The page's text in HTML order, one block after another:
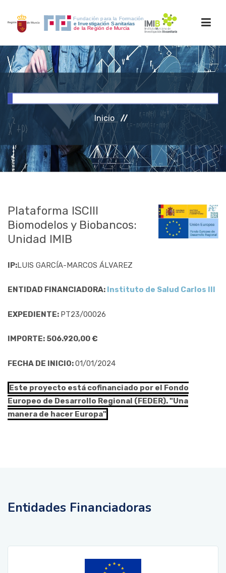
INICIO
INVESTIGACIÓN
RRHH
ACCESO PERSONAL
Inicio
Plataforma ISCIII
Biomodelos y Biobancos:
Unidad IMIB
IP:LUIS GARCÍA-MARCOS ÁLVAREZ
ENTIDAD FINANCIADORA: Instituto de Salud Carlos III
EXPEDIENTE: PT23/00026
IMPORTE: 506.920,00 €
FECHA DE INICIO:01/01/2024
Este proyecto está cofinanciado por el Fondo
Europeo de Desarrollo Regional (FEDER). "Una
manera de hacer Europa"
Entidades Financiadoras